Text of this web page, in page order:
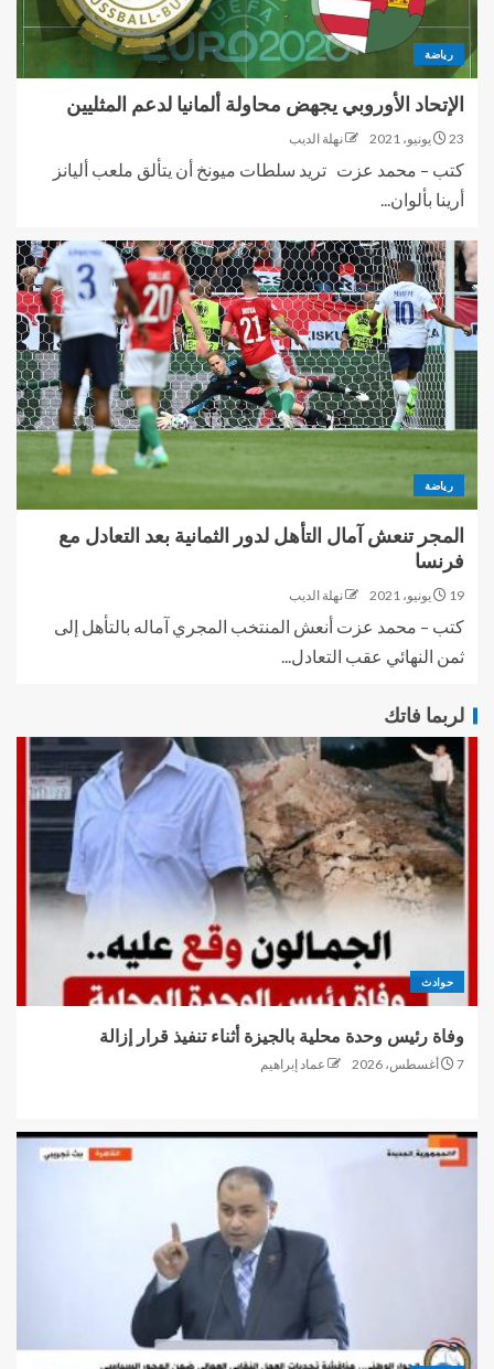
رياضة
الإتحاد الأوروبي يجهض محاولة ألمانيا لدعم المثليين
23 يونيو، 2021 نهلة الديب
كتب – محمد عزت تريد سلطات ميونخ أن يتألق ملعب أليانز
أرينا بألوان...
رياضة
المجر تنعش آمال التأهل لدور الثمانية بعد التعادل مع
فرنسا
19 يونيو، 2021 نهلة الديب
كتب – محمد عزت أنعش المنتخب المجري آماله بالتأهل إلى
ثمن النهائي عقب التعادل...
لربما فاتك
حوادث
وفاة رئيس وحدة محلية بالجيزة أثناء تنفيذ قرار إزالة
7 أغسطس، 2026 عماد إبراهيم